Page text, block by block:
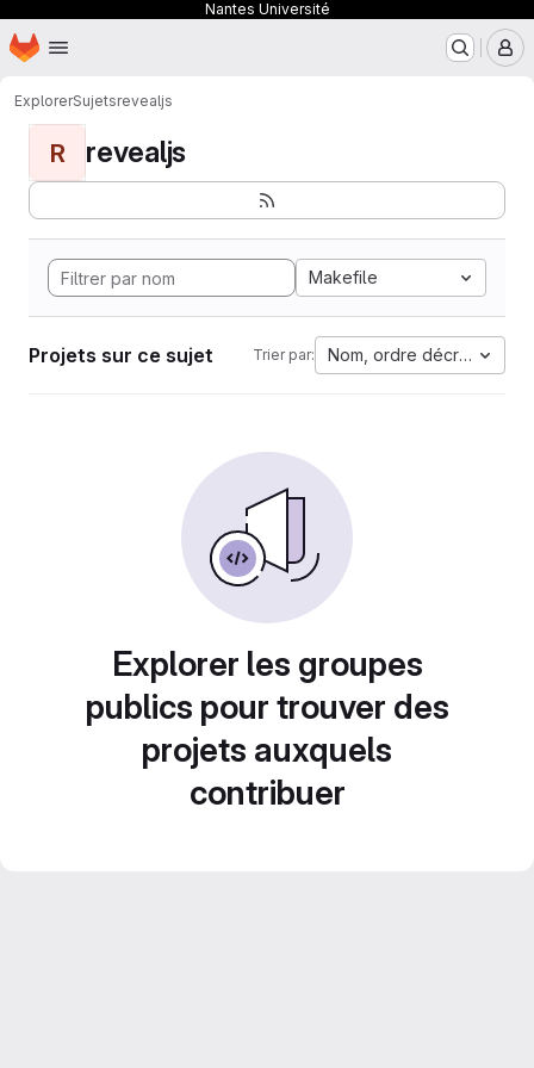
Nantes Université
Passer au contenu principal
Page d'accueil
ExplorerSujetsrevealjs
R revealjs
Makefile
Projets sur ce sujet Trier par: Nom, ordre décroissant
Explorer les groupes
publics pour trouver des
projets auxquels
contribuer